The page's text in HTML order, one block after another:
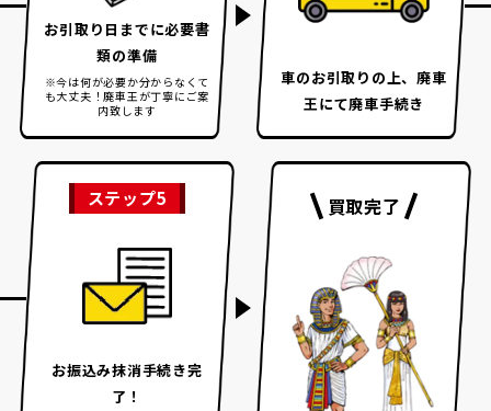
お引取り日までに必要書
類の準備
※今は何が必要か分からなくて
も大丈夫！廃車王が丁寧にご案
内致します
車のお引取りの上、廃車
王にて廃車手続き
ステップ5
お振込み抹消手続き完
了！
買取完了